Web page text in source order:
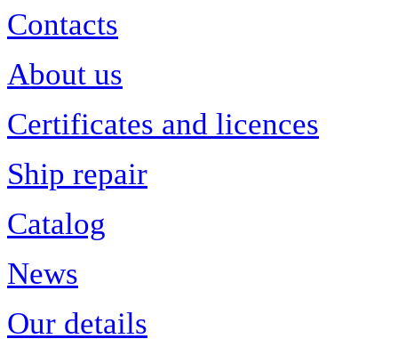
Contacts
About us
Certificates and licences
Ship repair
Catalog
News
Our details